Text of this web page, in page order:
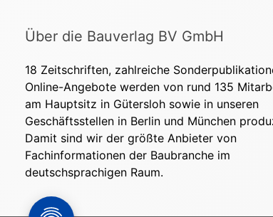
Über die Bauverlag BV GmbH
18 Zeitschriften, zahlreiche
Online-Angebote werden von rund 135
am Hauptsitz in Gütersloh sowie in unseren
Geschäftsstellen in Berlin und München
Damit sind wir der größte Anbieter von
Fachinformationen der Baubranche im
deutschsprachigen Raum.